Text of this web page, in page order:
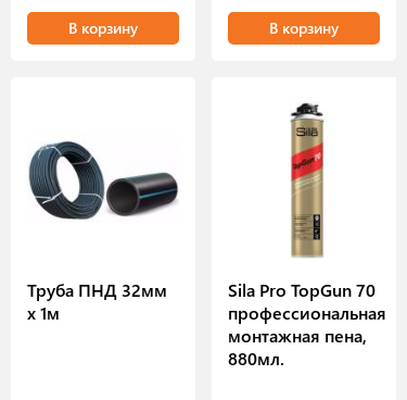
В корзину В корзину
Труба ПНД 32мм
х 1м
Sila Pro TopGun 70
профессиональная
монтажная пена,
880мл.